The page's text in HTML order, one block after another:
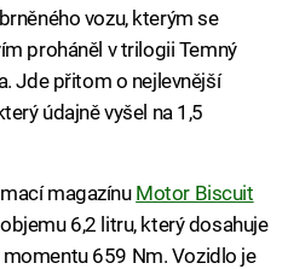
vozu, kterým se
proháněl v trilogii Temný
Jde přitom o nejlevnější
údajně vyšel na 1,5
magazínu Motor Biscuit
6,2 litru, který dosahuje
659 Nm. Vozidlo je